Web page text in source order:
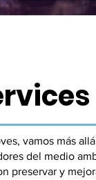
vamos más
del medio
preservar y